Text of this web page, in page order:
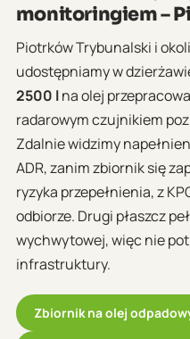
monitoringiem –
Piotrków Trybunalski i
udostępniamy w
2500 lna olej
radarowym czujnikiem
Zdalnie widzimy
ADR, zanim zbiornik się
ryzyka przepełnienia, z
odbiorze. Drugi płaszcz
wychwytowej, więc nie
infrastruktury.
Zbiornik na olej